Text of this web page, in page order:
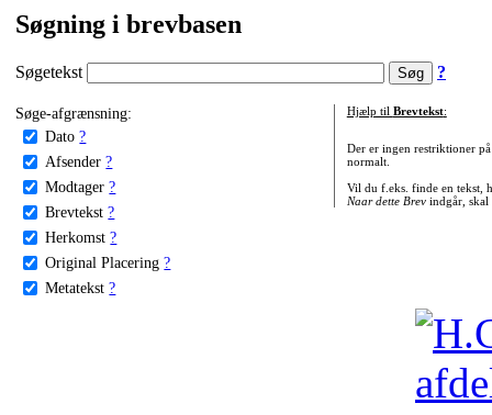
Søgning i brevbasen
Søgetekst ?
Søge-afgrænsning:
Dato ?
Afsender ?
Modtager ?
Brevtekst ?
Herkomst ?
Original Placering ?
Metatekst ?
Hjælp til Brevtekst:
Der er ingen restriktioner
normalt.
Vil du f.eks. finde en tekst,
Naar dette Brevindgår, skal